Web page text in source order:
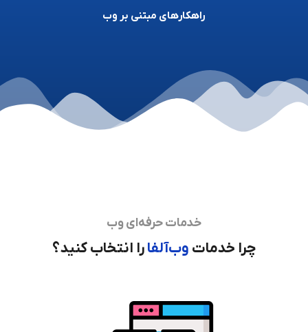
راهکارهای مبتنی بر وب
خدمات حرفه‌ای وب
چرا خدمات وب‌آلفارا انتخاب کنید؟